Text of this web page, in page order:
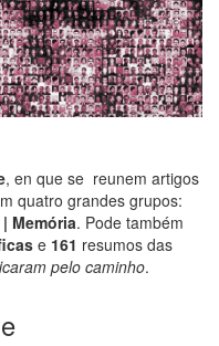
, en que se reunem artigos
quatro grandes grupos:
Memória. Pode também
e 161 resumos das
pelo caminho.